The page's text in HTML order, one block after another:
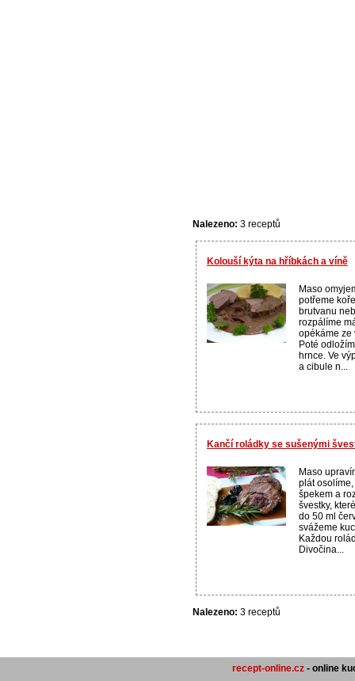
Nalezeno: 3 receptů
Kolouší kýta na hříbkách a víně
Maso
potřeme
brutvanu
rozpálíme
opékáme ze
Poté
hrnce. Ve
a cibule n...
Kančí roládky se sušenými
Maso
plát
špekem a
švestky,
do 50 ml
svážeme
Každou
Divočina...
Nalezeno: 3 receptů
recept-online.cz - online